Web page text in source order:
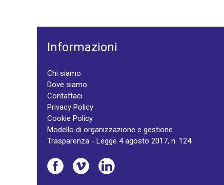
Informazioni
Chi siamo
Dove siamo
Contattaci
Privacy Policy
Cookie Policy
Modello di organizzazione e gestione
Trasparenza - Legge 4 agosto 2017, n. 124